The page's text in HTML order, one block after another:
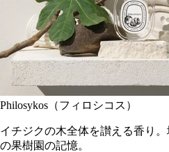
Philosykos（フィロシコス）
イチジクの木全体を讃える香り
の果樹園の記憶。